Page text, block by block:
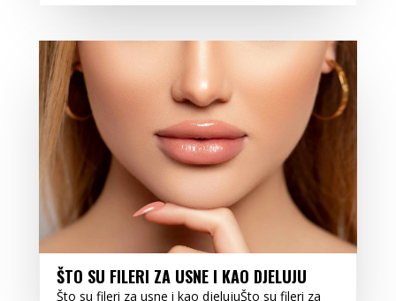
ŠTO SU FILERI ZA USNE I KAO DJELUJU
Što su fileri za usne i kao djelujuŠto su fileri za